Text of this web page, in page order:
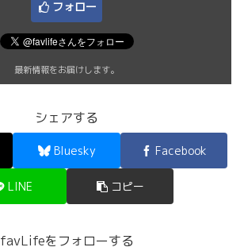
フォロー
最新情報をお届けします。
シェアする
Bluesky Facebook
LINE コピー
favLifeをフォローする